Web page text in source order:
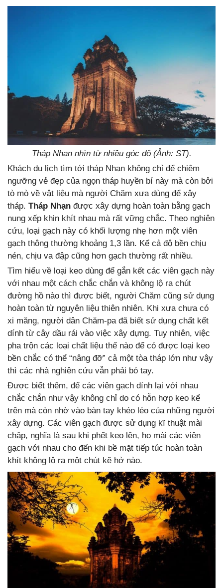
Tháp Nhạn nhìn từ nhiều góc độ (Ảnh: ST).
Khách du lịch tìm tới tháp Nhạn không chỉ để chiêm
ngưỡng vẻ đẹp của ngọn tháp huyền bí này mà còn bởi
tò mò về vật liệu mà người Chăm xưa dùng để xây
tháp. Tháp Nhạn được xây dựng hoàn toàn bằng gạch
nung xếp khin khít nhau mà rất vững chắc. Theo nghiên
cứu, loại gạch này có khối lượng nhẹ hơn một viên
gạch thông thường khoảng 1,3 lần. Kể cả độ bền chịu
nén, chịu va đập cũng hơn gạch thường rất nhiều.
Tìm hiểu về loại keo dùng để gắn kết các viên gạch này
với nhau một cách chắc chắn và không lộ ra chút
đường hồ nào thì được biết, người Chăm cũng sử dụng
hoàn toàn từ nguyên liệu thiên nhiên. Khi xưa chưa có
xi măng, người dân Chăm-pa đã biết sử dụng chất kết
dính từ cây dầu rái vào việc xây dựng. Tuy nhiên, việc
pha trộn các loại chất liệu thế nào để có được loại keo
bền chắc có thể “nâng đỡ” cả một tòa tháp lớn như vậy
thì các nhà nghiên cứu vẫn phải bó tay.
Được biết thêm, để các viên gạch dính lại với nhau
chắc chắn như vậy không chỉ do có hỗn hợp keo kể
trên mà còn nhờ vào bàn tay khéo léo của những người
xây dựng. Các viên gạch được sử dụng kĩ thuật mài
chập, nghĩa là sau khi phết keo lên, họ mài các viên
gạch với nhau cho đến khi bề mặt tiếp túc hoàn toàn
khít không lộ ra một chút kẽ hở nào.